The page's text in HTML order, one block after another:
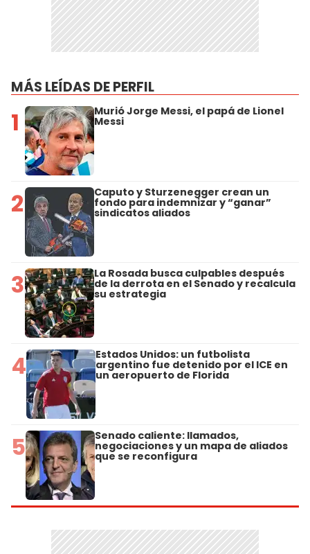
MÁS LEÍDAS DE PERFIL
1 Murió Jorge Messi, el papá de Lionel
Messi
2 Caputo y Sturzenegger crean un
fondo para indemnizar y “ganar”
sindicatos aliados
3 La Rosada busca culpables después
de la derrota en el Senado y recalcula
su estrategia
4 Estados Unidos: un futbolista
argentino fue detenido por el ICE en
un aeropuerto de Florida
5 Senado caliente: llamados,
negociaciones y un mapa de aliados
que se reconfigura